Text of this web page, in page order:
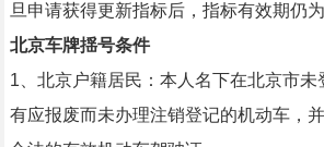
旦申请获得更新指标后，指标有效期仍为
北京车牌揺号条件
1、北京户籍居民：本人名下在北京市
有应报废而未办理注销登记的机动车，